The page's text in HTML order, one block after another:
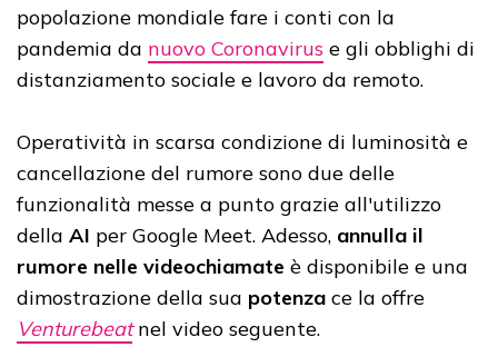
popolazione mondiale fare i conti con la
pandemia da nuovo Coronavirus e gli obblighi di
distanziamento sociale e lavoro da remoto.
Operatività in scarsa condizione di luminosità e
cancellazione del rumore sono due delle
funzionalità messe a punto grazie all'utilizzo
della AI per Google Meet. Adesso, annulla il
rumore nelle videochiamate è disponibile e una
dimostrazione della sua potenza ce la offre
Venturebeatnel video seguente.